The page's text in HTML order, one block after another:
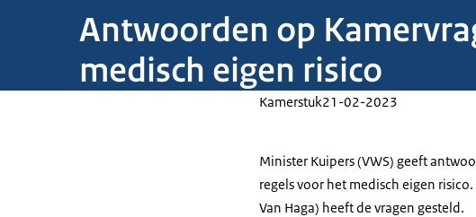
Antwoorden op
medisch eigen risico
Kamerstuk21-02-2023
Minister Kuipers (VWS) geeft
regels voor het medisch eigen
Van Haga) heeft de vragen gesteld.